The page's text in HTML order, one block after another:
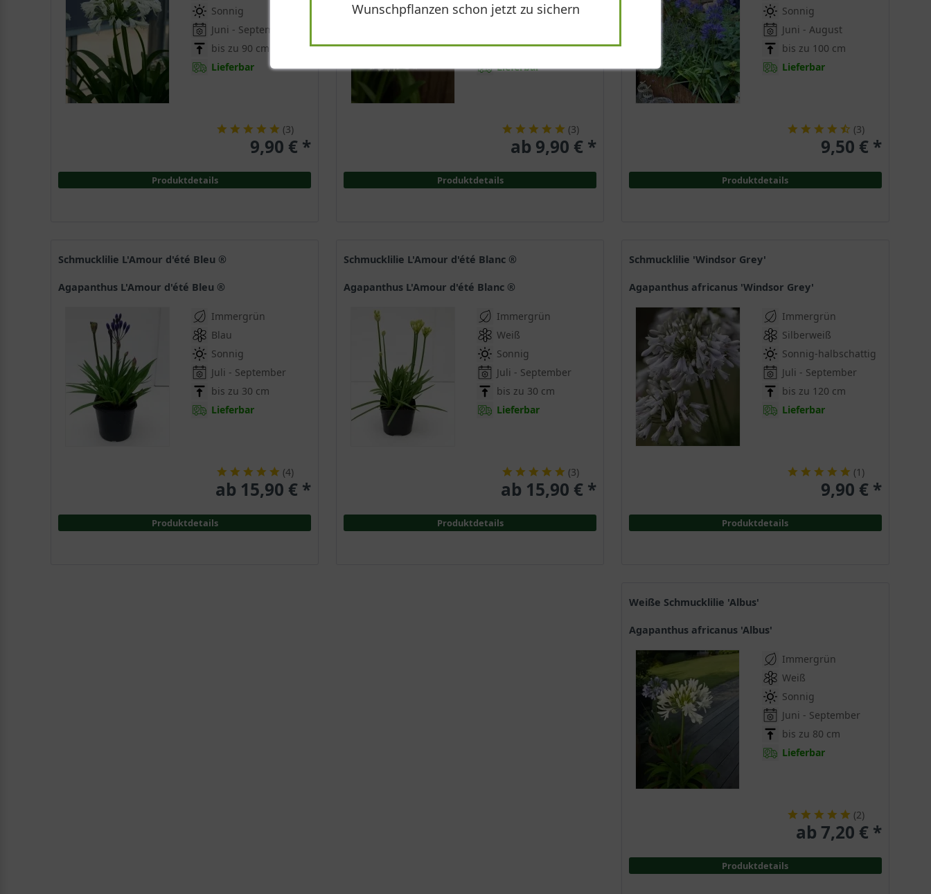
Sonnig
Juni - August
bis zu 100 cm
Lieferbar
(3)
9,50 € *
Produktdetails
Sonnig
50 - 100 cm
Lieferbar
(3)
ab 9,90 € *
Produktdetails
Sonnig
Juni - September
bis zu 90 cm
Lieferbar
(3)
9,90 € *
Produktdetails
Schmucklilie 'Windsor Grey'
Agapanthus africanus 'Windsor Grey'
Immergrün
Silberweiß
Sonnig-halbschattig
Juli - September
bis zu 120 cm
Lieferbar
(1 )
9,90 € *
Produktdetails
Schmucklilie L'Amour d'été Blanc ®
Agapanthus L'Amour d'été Blanc ®
Immergrün
Weiß
Sonnig
Juli - September
bis zu 30 cm
Lieferbar
(3)
ab 15,90 € *
Produktdetails
Schmucklilie L'Amour d'été Bleu ®
Agapanthus L'Amour d'été Bleu ®
Immergrün
Blau
Sonnig
Juli - September
bis zu 30 cm
Lieferbar
(4)
ab 15,90 € *
Produktdetails
Weiße Schmucklilie 'Albus'
Agapanthus africanus 'Albus'
Immergrün
Weiß
Sonnig
Juni - September
bis zu 80 cm
Lieferbar
(2)
ab 7,20 € *
Produktdetails
Wunschpflanzen schon jetzt zu sichern